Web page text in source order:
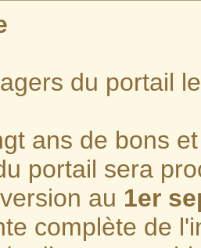
du portail
ans de bons
portail sera
au 1er
complète de